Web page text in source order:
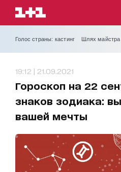
Голос страны: кастинг Шлях майстра
19:12 | 21.09.2021
Гороскоп на 22
знаков зодиака:
вашей мечты